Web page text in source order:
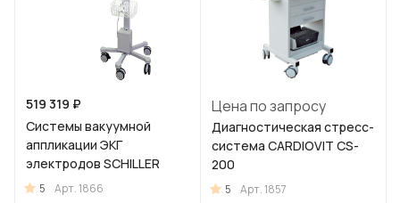
519 319 ₽
Системы вакуумной
аппликации ЭКГ
электродов SCHILLER
5 Арт.1866
Цена по запросу
Диагностическая стресс-
система CARDIOVIT CS-
200
5 Арт.1857